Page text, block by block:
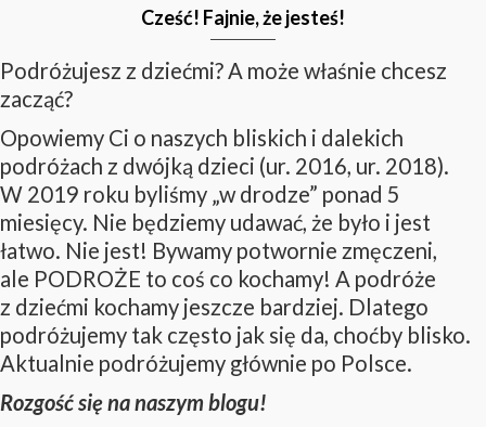
Cześć! Fajnie, że jesteś!
Podróżujesz z dziećmi? A może właśnie chcesz
zacząć?
Opowiemy Ci o naszych bliskich i dalekich
podróżach z dwójką dzieci (ur. 2016, ur. 2018).
W 2019 roku byliśmy „w drodze” ponad 5
miesięcy. Nie będziemy udawać, że było i jest
łatwo. Nie jest! Bywamy potwornie zmęczeni,
ale PODROŻE to coś co kochamy! A podróże
z dziećmi kochamy jeszcze bardziej. Dlatego
podróżujemy tak często jak się da, choćby blisko.
Aktualnie podróżujemy głównie po Polsce.
Rozgość się na naszym blogu!